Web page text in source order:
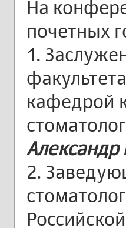
На
почетных
1.
кафедрой
Александр
2.